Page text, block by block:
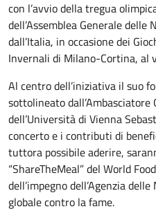
con l’avvio della tregua
dell’Assemblea Generale
dall’Italia, in occasione dei
Invernali di Milano-Cortina, al
Al centro dell’iniziativa il suo
sottolineato
dell’Università di Vienna
concerto e i contributi di
tuttora possibile aderire,
“ShareTheMeal” del World
dell’impegno dell’Agenzia
globale contro la fame.